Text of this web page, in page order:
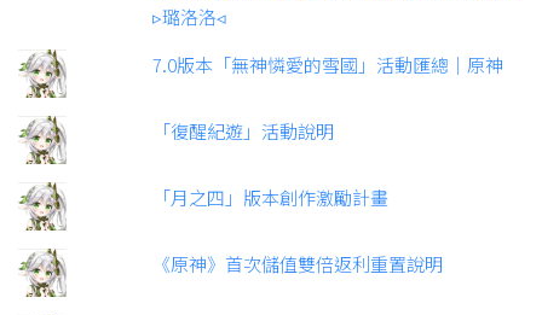
▹璐洛洛◃
7.0版本「無神憐愛的雪國」活動匯總｜原神
「復醒紀遊」活動說明
「月之四」版本創作激勵計畫
《原神》首次儲值雙倍返利重置說明